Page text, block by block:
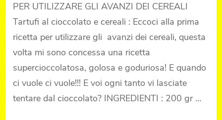
E
CEREALI
–
N.1
PER UTILIZZARE GLI AVANZI DEI CEREALI
Tartufi al cioccolato e cereali : Eccoci alla prima
ricetta per utilizzare gli avanzi dei cereali, questa
volta mi sono concessa una ricetta
supercioccolatosa, golosa e goduriosa! E quando
ci vuole ci vuole!!! E voi ogni tanto vi lasciate
tentare dal cioccolato? INGREDIENTI : 200 gr …